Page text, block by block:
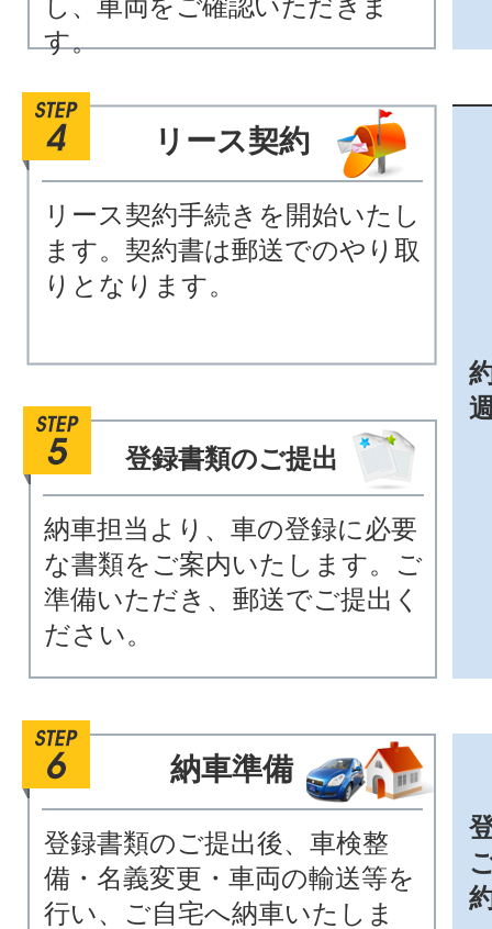
す。
リース契約
リース契約手続きを開始いたし
ます。契約書は郵送でのやり取
りとなります。
登録書類のご提出
納車担当より、車の登録に必要
な書類をご案内いたします。ご
準備いただき、郵送でご提出く
ださい。
納車準備
登録書類のご提出後、車検整
備・名義変更・車両の輸送等を
行い、ご自宅へ納車いたしま